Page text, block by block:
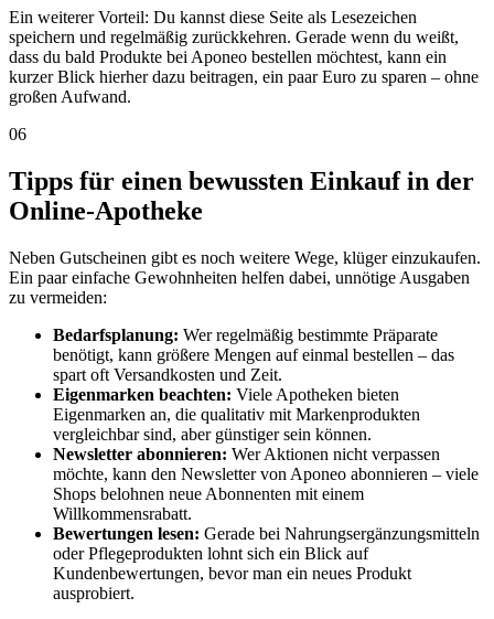
Ein weiterer Vorteil: Du kannst diese Seite als Lesezeichen
speichern und regelmäßig zurückkehren. Gerade wenn du weißt,
dass du bald Produkte bei Aponeo bestellen möchtest, kann ein
kurzer Blick hierher dazu beitragen, ein paar Euro zu sparen – ohne
großen Aufwand.
06
Tipps für einen bewussten Einkauf in der
Online-Apotheke
Neben Gutscheinen gibt es noch weitere Wege, klüger einzukaufen.
Ein paar einfache Gewohnheiten helfen dabei, unnötige Ausgaben
zu vermeiden:
Bedarfsplanung: Wer regelmäßig bestimmte Präparate
benötigt, kann größere Mengen auf einmal bestellen – das
spart oft Versandkosten und Zeit.
Eigenmarken beachten: Viele Apotheken bieten
Eigenmarken an, die qualitativ mit Markenprodukten
vergleichbar sind, aber günstiger sein können.
Newsletter abonnieren: Wer Aktionen nicht verpassen
möchte, kann den Newsletter von Aponeo abonnieren – viele
Shops belohnen neue Abonnenten mit einem
Willkommensrabatt.
Bewertungen lesen: Gerade bei Nahrungsergänzungsmitteln
oder Pflegeprodukten lohnt sich ein Blick auf
Kundenbewertungen, bevor man ein neues Produkt
ausprobiert.